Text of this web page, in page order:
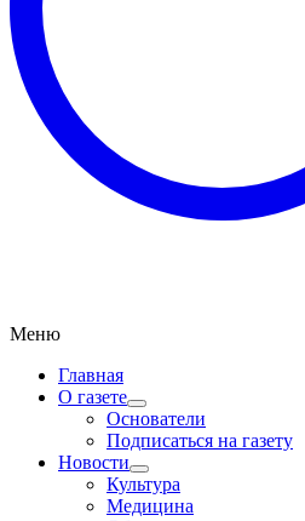
Меню
Главная
О газете
Основатели
Подписаться на газету
Новости
Культура
Медицина